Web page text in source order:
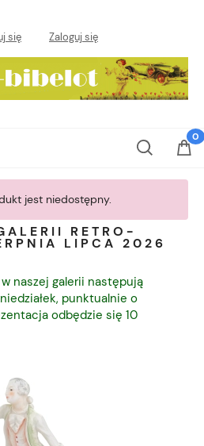
się Zaloguj się
jest niedostępny.
RETRO-
LIPCA 2026
naszej galerii następują
punktualnie o
odbędzie się 10